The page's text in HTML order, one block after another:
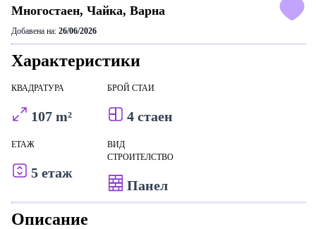
Многостаен, Чайка, Варна
Добавена на: 26/06/2026
Характеристики
КВАДРАТУРА
107 m²
БРОЙ СТАИ
4 стаен
ЕТАЖ
5 етаж
ВИД
СТРОИТЕЛСТВО
Панел
Описание